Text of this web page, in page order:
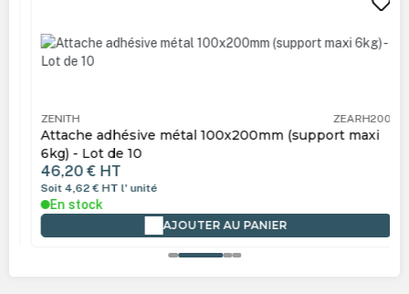
ZENITH ZEARH200
Attache adhésive métal 100x200mm (support maxi
6kg) - Lot de 10
46,20 €HT
Soit 4,62 € HTl' unité
En stock
AJOUTER AU PANIER